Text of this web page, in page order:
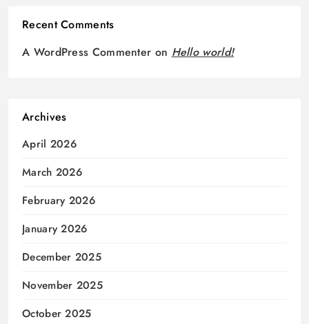
Recent Comments
A WordPress Commenter on Hello world!
Archives
April 2026
March 2026
February 2026
January 2026
December 2025
November 2025
October 2025